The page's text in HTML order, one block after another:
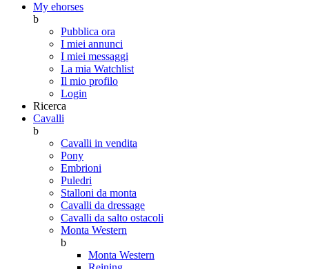
My ehorses
b
Pubblica ora
I miei annunci
I miei messaggi
La mia Watchlist
Il mio profilo
Login
Ricerca
Cavalli
b
Cavalli in vendita
Pony
Embrioni
Puledri
Stalloni da monta
Cavalli da dressage
Cavalli da salto ostacoli
Monta Western
b
Monta Western